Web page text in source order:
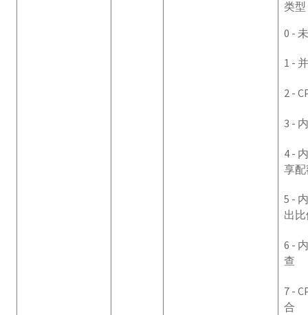
类
0 -
1 -
2 -
3 -
4 -
享
5 -
出
6 -
查
7 -
合